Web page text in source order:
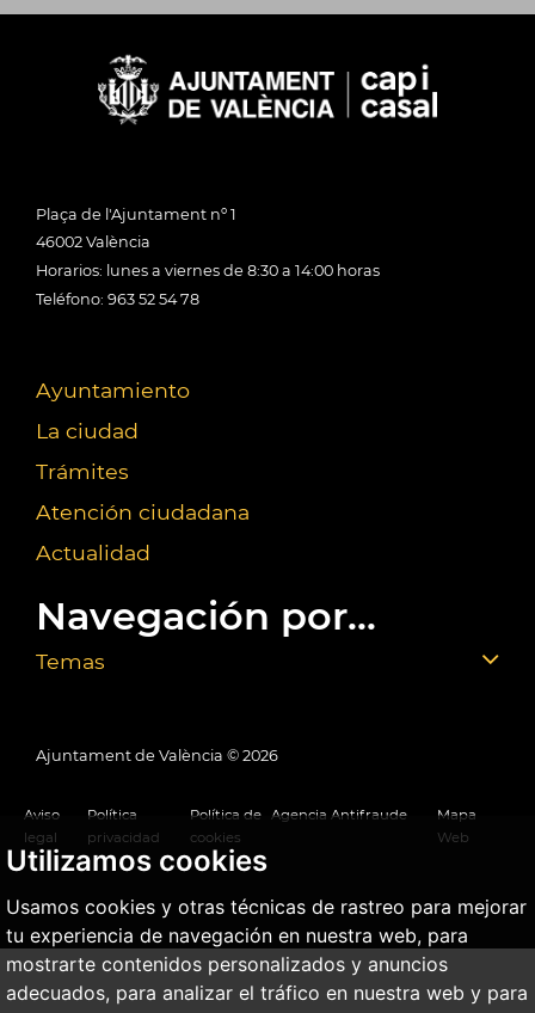
Utilizamos cookies
Usamos cookies y otras técnicas de rastreo para mejorar
tu experiencia de navegación en nuestra web, para
mostrarte contenidos personalizados y anuncios
adecuados, para analizar el tráfico en nuestra web y para
Plaça de l'Ajuntament nº 1
46002 València
Horarios: lunes a viernes de 8:30 a 14:00 horas
Teléfono: 963 52 54 78
Ayuntamiento
La ciudad
Trámites
Atención ciudadana
Actualidad
Navegación por...
Temas
Ajuntament de València © 2026
Aviso
legal
Política
privacidad
Política de
cookies
Agencia Antifraude
Mapa
Web